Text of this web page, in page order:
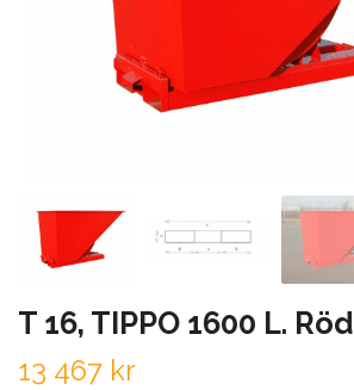
T 16, TIPPO 1600 L. Röd
13 467 kr